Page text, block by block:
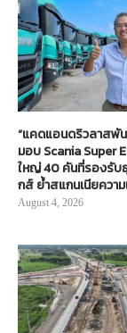
“แคดแอนดริวลาสพั
มอบ Scania Super
ใหญ่ 40 คันที่รองรับ
กส์ ย้ำสแกนเนียควา
August 4, 2026